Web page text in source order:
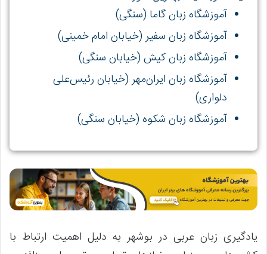
آموزشگاه زبان گاما (سنگی)
آموزشگاه زبان سفیر (خیابان امام خمینی)
آموزشگاه زبان کیش (خیابان سنگی)
آموزشگاه زبان ایران‌مهر (خیابان رئیس‌علی
دلواری)
آموزشگاه زبان شکوه (خیابان سنگی)
یادگیری زبان عربی در بوشهر به دلیل اهمیت ارتباط با